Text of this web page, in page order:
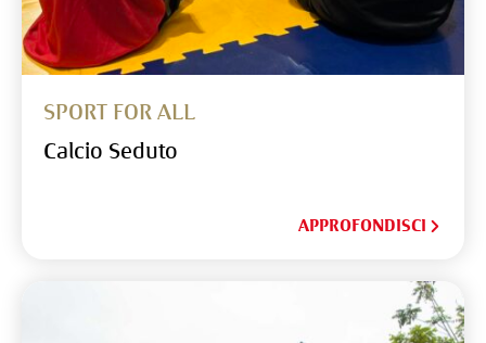
SPORT FOR ALL
Calcio Seduto
APPROFONDISCI